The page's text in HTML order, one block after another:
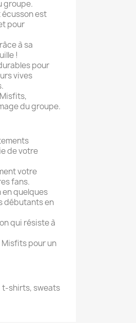
groupe.
est
pour
à sa
!
pour
vives
du groupe.
de votre
votre
fans.
en quelques
débutants en
qui résiste à
pour un
t-shirts, sweats